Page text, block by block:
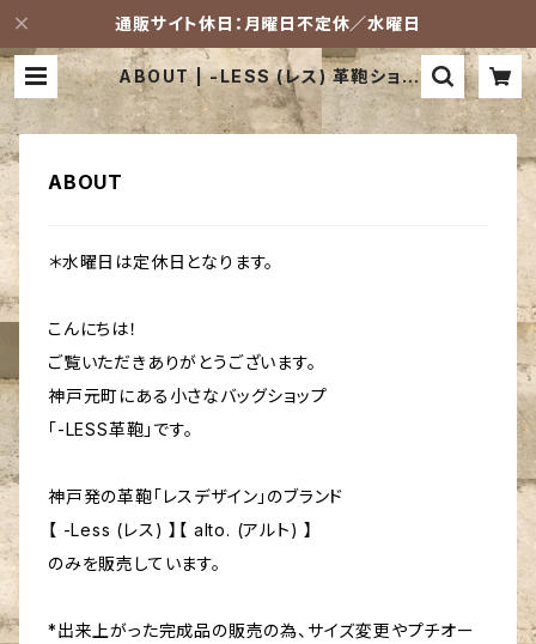
通販サイト休日：月曜日不定休／水曜日
ABOUT | -LESS (レス) 革鞄ショッ
プ
ABOUT
＊水曜日は定休日となります。
こんにちは！
ご覧いただきありがとうございます。
神戸元町にある小さなバッグショップ
「-LESS革鞄」です。
神戸発の革鞄「レスデザイン」のブランド
【 -Less (レス) 】【 alto. (アルト) 】
のみを販売しています。
*出来上がった完成品の販売の為、サイズ変更やプチオー